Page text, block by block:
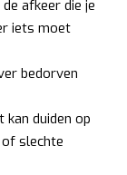
afkeer die je
iets moet
bedorven
kan duiden op
slechte